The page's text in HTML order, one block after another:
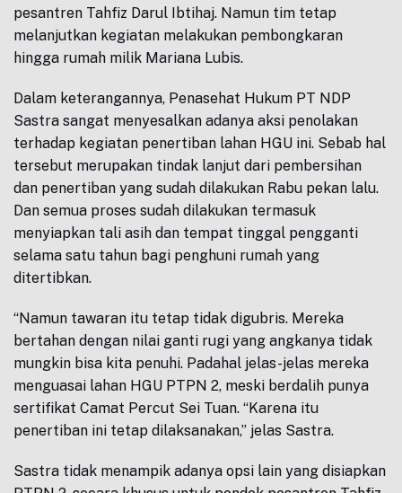
pesantren Tahfiz Darul Ibtihaj. Namun tim tetap
melanjutkan kegiatan melakukan pembongkaran
hingga rumah milik Mariana Lubis.
Dalam keterangannya, Penasehat Hukum PT NDP
Sastra sangat menyesalkan adanya aksi penolakan
terhadap kegiatan penertiban lahan HGU ini. Sebab hal
tersebut merupakan tindak lanjut dari pembersihan
dan penertiban yang sudah dilakukan Rabu pekan lalu.
Dan semua proses sudah dilakukan termasuk
menyiapkan tali asih dan tempat tinggal pengganti
selama satu tahun bagi penghuni rumah yang
ditertibkan.
“Namun tawaran itu tetap tidak digubris. Mereka
bertahan dengan nilai ganti rugi yang angkanya tidak
mungkin bisa kita penuhi. Padahal jelas-jelas mereka
menguasai lahan HGU PTPN 2, meski berdalih punya
sertifikat Camat Percut Sei Tuan. “Karena itu
penertiban ini tetap dilaksanakan,” jelas Sastra.
Sastra tidak menampik adanya opsi lain yang disiapkan